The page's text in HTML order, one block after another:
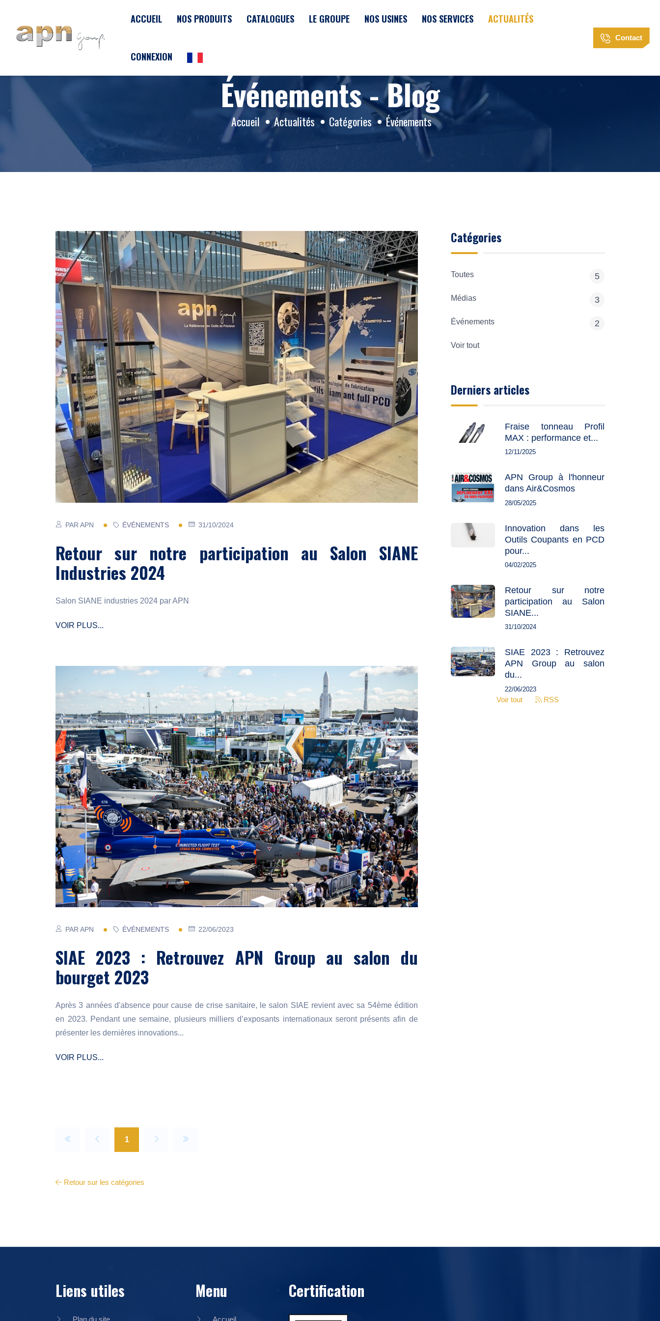
ACCUEIL NOS PRODUITS CATALOGUES LE GROUPE NOS USINES NOS SERVICES ACTUALITÉS
CONNEXION
Contact
Événements - Blog
Accueil Actualités Catégories Événements
PAR APN ÉVÉNEMENTS 31/10/2024
Retour sur notre participation au Salon SIANE
Industries 2024
Salon SIANE industries 2024 par APN
VOIR PLUS...
PAR APN ÉVÉNEMENTS 22/06/2023
SIAE 2023 : Retrouvez APN Group au salon du
bourget 2023
Après 3 années d'absence pour cause de crise sanitaire, le salon SIAE revient avec sa 54ème édition
en 2023. Pendant une semaine, plusieurs milliers d’exposants internationaux seront présents afin de
présenter les dernières innovations...
VOIR PLUS...
1
Catégories
Toutes 5
Médias 3
Événements 2
Voir tout
Derniers articles
Fraise tonneau Profil
MAX : performance et...
12/11/2025
APN Group à l'honneur
dans Air&Cosmos
28/05/2025
Innovation dans les
Outils Coupants en PCD
pour...
04/02/2025
Retour sur notre
participation au Salon
SIANE...
31/10/2024
SIAE 2023 : Retrouvez
APN Group au salon
du...
22/06/2023
Voir tout RSS
Retour sur les catégories
Liens utiles
Plan du site
Menu
Accueil
Certification